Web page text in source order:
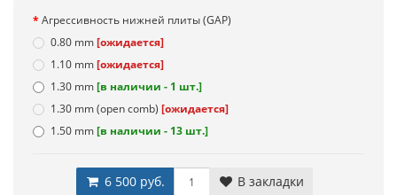
Агрессивность нижней плиты (GAP)
0.80 mm[ожидается]
1.10 mm[ожидается]
1.30 mm[в наличии - 1 шт.]
1.30 mm (open comb) [ожидается]
1.50 mm[в наличии - 13 шт.]
6 500 руб. В закладки